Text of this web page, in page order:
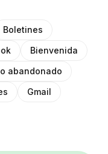
Boletines
Bienvenida
abandonado
Gmail